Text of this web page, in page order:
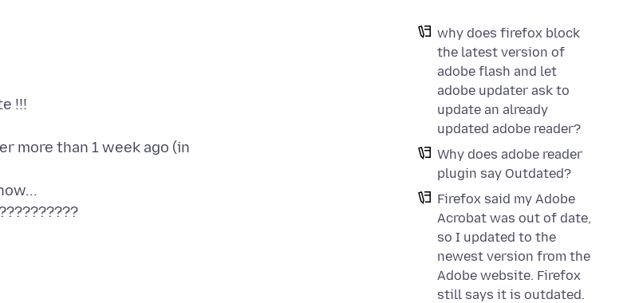
why does firefox block
the latest version of
adobe flash and let
adobe updater ask to
update an already
updated adobe reader?
Why does adobe reader
plugin say Outdated?
Firefox said my Adobe
Acrobat was out of date,
so I updated to the
newest version from the
Adobe website. Firefox
still says it is outdated.
!!!
more than 1 week ago (in